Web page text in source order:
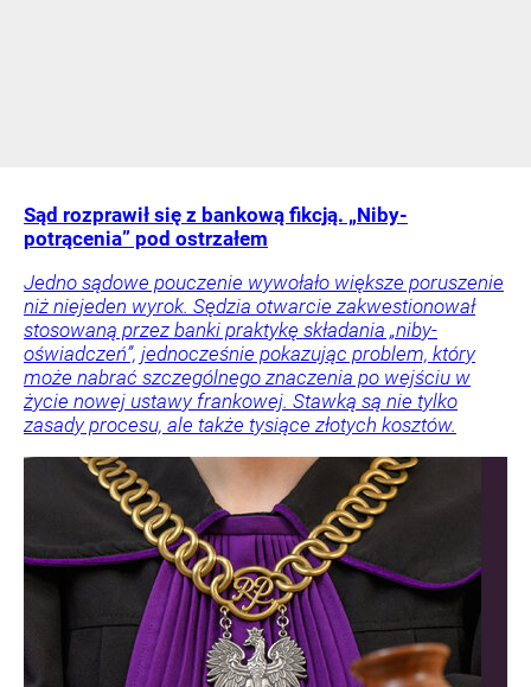
Sąd rozprawił się z bankową fikcją. „Niby-
potrącenia” pod ostrzałem
Jedno sądowe pouczenie wywołało większe poruszenie
niż niejeden wyrok. Sędzia otwarcie zakwestionował
stosowaną przez banki praktykę składania „niby-
oświadczeń”, jednocześnie pokazując problem, który
może nabrać szczególnego znaczenia po wejściu w
życie nowej ustawy frankowej. Stawką są nie tylko
zasady procesu, ale także tysiące złotych kosztów.